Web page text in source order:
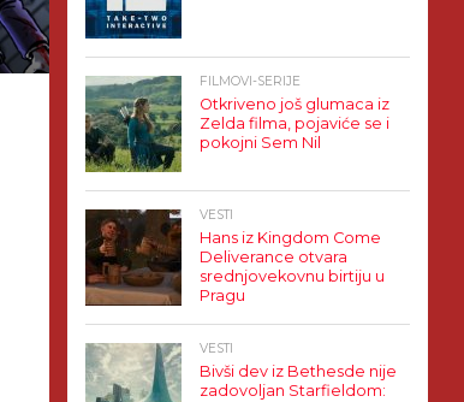
FILMOVI-SERIJE
Otkriveno još glumaca iz
Zelda filma, pojaviće se i
pokojni Sem Nil
VESTI
Hans iz Kingdom Come
Deliverance otvara
srednjovekovnu birtiju u
Pragu
VESTI
Bivši dev iz Bethesde nije
zadovoljan Starfieldom: